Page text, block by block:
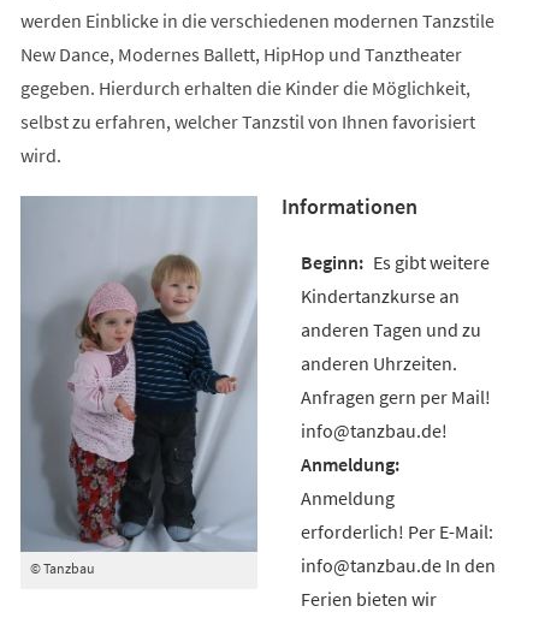
werden Einblicke in die verschiedenen modernen Tanzstile
New Dance, Modernes Ballett, HipHop und Tanztheater
gegeben. Hierdurch erhalten die Kinder die Möglichkeit,
selbst zu erfahren, welcher Tanzstil von Ihnen favorisiert
wird.
© Tanzbau
Informationen
Es gibt weitere
Kindertanzkurse an
anderen Tagen und zu
anderen Uhrzeiten.
Anfragen gern per Mail!
info@tanzbau.de!
Anmeldung
erforderlich! Per E-Mail:
info@tanzbau.de In den
Ferien bieten wir